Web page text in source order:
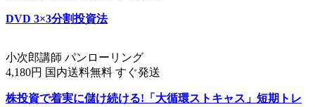
DVD 3×3分割投資法
小次郎講師 パンローリング
4,180円 国内送料無料 すぐ発送
株投資で着実に儲け続ける!「大循環ストキャス」短期トレ